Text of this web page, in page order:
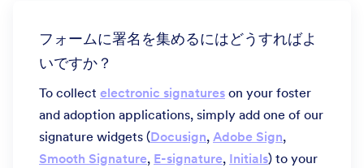
フォームに署名を集めるにはどうすればよ
いですか？
To collect electronic signatures on your foster
and adoption applications, simply add one of our
signature widgets (Docusign, Adobe Sign,
Smooth Signature, E-signature, Initials) to your